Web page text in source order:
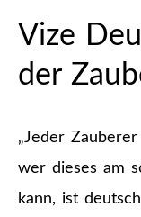
Vize
der
„Jeder
wer dieses am
kann, ist